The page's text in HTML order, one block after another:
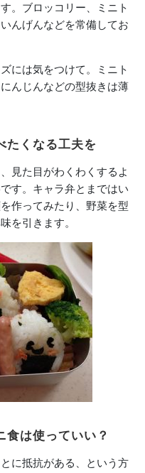
。ブロッコリー、ミニト
んげんなどを常備してお
には気をつけて。ミニト
んじんなどの型抜きは薄
たくなる工夫を
見た目がわくわくするよ
す。キャラ弁とまではい
作ってみたり、野菜を型
を引きます。
食は使っていい？
に抵抗がある、という方